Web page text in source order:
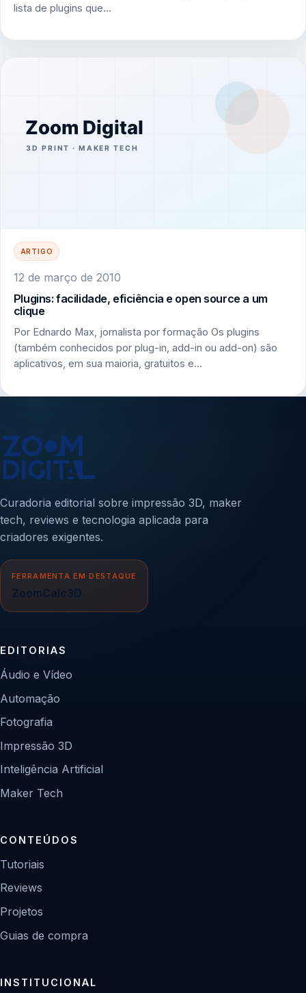
lista de plugins que…
ARTIGO
12 de março de 2010
Plugins: facilidade, eficiência e open source a um
clique
Por Ednardo Max, jornalista por formação Os plugins
(também conhecidos por plug-in, add-in ou add-on) são
aplicativos, em sua maioria, gratuitos e…
Curadoria editorial sobre impressão 3D, maker
tech, reviews e tecnologia aplicada para
criadores exigentes.
FERRAMENTA EM DESTAQUE
ZoomCalc3D
EDITORIAS
Áudio e Vídeo
Automação
Fotografia
Impressão 3D
Inteligência Artificial
Maker Tech
CONTEÚDOS
Tutoriais
Reviews
Projetos
Guias de compra
INSTITUCIONAL